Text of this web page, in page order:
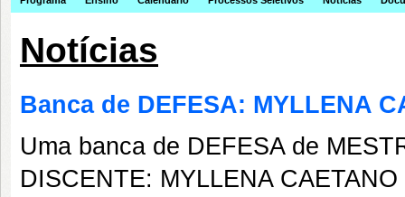
Notícias
Banca de DEFESA: MYLLENA
Uma banca de DEFESA de
DISCENTE: MYLLENA